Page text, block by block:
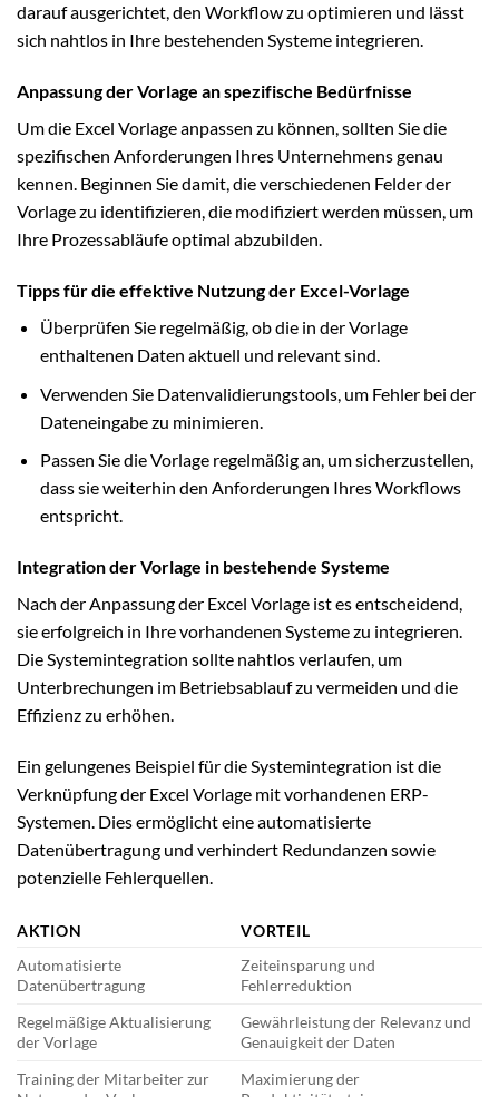
darauf ausgerichtet, den Workflow zu optimieren und lässt
sich nahtlos in Ihre bestehenden Systeme integrieren.
Anpassung der Vorlage an spezifische Bedürfnisse
Um die Excel Vorlage anpassen zu können, sollten Sie die
spezifischen Anforderungen Ihres Unternehmens genau
kennen. Beginnen Sie damit, die verschiedenen Felder der
Vorlage zu identifizieren, die modifiziert werden müssen, um
Ihre Prozessabläufe optimal abzubilden.
Tipps für die effektive Nutzung der Excel-Vorlage
Überprüfen Sie regelmäßig, ob die in der Vorlage
enthaltenen Daten aktuell und relevant sind.
Verwenden Sie Datenvalidierungstools, um Fehler bei der
Dateneingabe zu minimieren.
Passen Sie die Vorlage regelmäßig an, um sicherzustellen,
dass sie weiterhin den Anforderungen Ihres Workflows
entspricht.
Integration der Vorlage in bestehende Systeme
Nach der Anpassung der Excel Vorlage ist es entscheidend,
sie erfolgreich in Ihre vorhandenen Systeme zu integrieren.
Die Systemintegration sollte nahtlos verlaufen, um
Unterbrechungen im Betriebsablauf zu vermeiden und die
Effizienz zu erhöhen.
Ein gelungenes Beispiel für die Systemintegration ist die
Verknüpfung der Excel Vorlage mit vorhandenen ERP-
Systemen. Dies ermöglicht eine automatisierte
Datenübertragung und verhindert Redundanzen sowie
potenzielle Fehlerquellen.
AKTION
VORTEIL
Automatisierte
Datenübertragung
Zeiteinsparung und
Fehlerreduktion
Regelmäßige Aktualisierung
der Vorlage
Gewährleistung der Relevanz und
Genauigkeit der Daten
Training der Mitarbeiter zur
Maximierung der